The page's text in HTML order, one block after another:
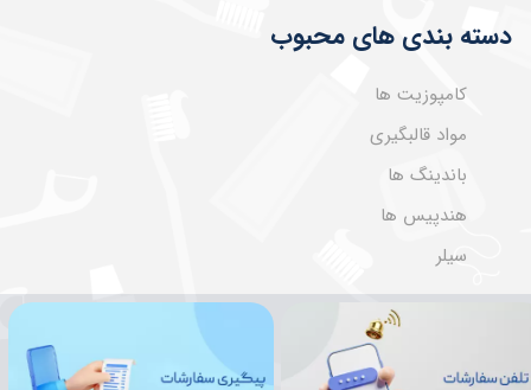
دسته بندی های محبوب
کامپوزیت ها
مواد قالبگیری
باندینگ ها
هندپیس ها
سیلر